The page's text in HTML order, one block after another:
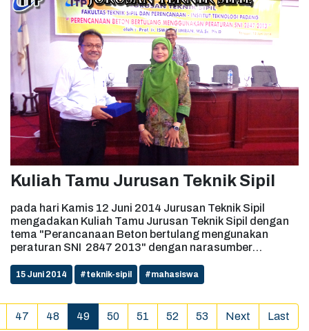
Kuliah Tamu Jurusan Teknik Sipil
pada hari Kamis 12 Juni 2014 Jurusan Teknik Sipil
mengadakan Kuliah Tamu Jurusan Teknik Sipil dengan
tema "Perancanaan Beton bertulang mengunakan
peraturan SNI 2847 2013" dengan narasumber
15 Juni 2014 #teknik-sipil #mahasiswa
47 48 49(current)
50 51 52 53 Next Last